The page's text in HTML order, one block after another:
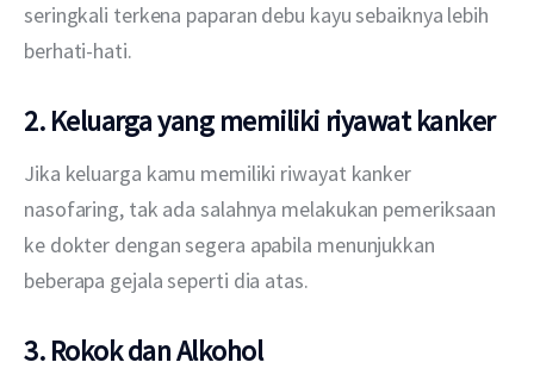
seringkali terkena paparan debu kayu sebaiknya lebih
berhati-hati.
2. Keluarga yang memiliki riyawat kanker
Jika keluarga kamu memiliki riwayat kanker
nasofaring, tak ada salahnya melakukan pemeriksaan
ke dokter dengan segera apabila menunjukkan
beberapa gejala seperti dia atas.
3. Rokok dan Alkohol